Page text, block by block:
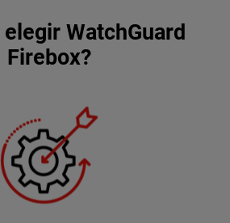
WatchGuard
Firebox?